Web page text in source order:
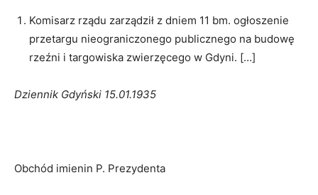
Komisarz rządu zarządził z dniem 11 bm. ogłoszenie
przetargu nieograniczonego publicznego na budowę
rzeźni i targowiska zwierzęcego w Gdyni. […]
Dziennik Gdyński 15.01.1935
Obchód imienin P. Prezydenta